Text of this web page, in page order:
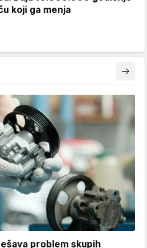
koji ga menja
problem skupih